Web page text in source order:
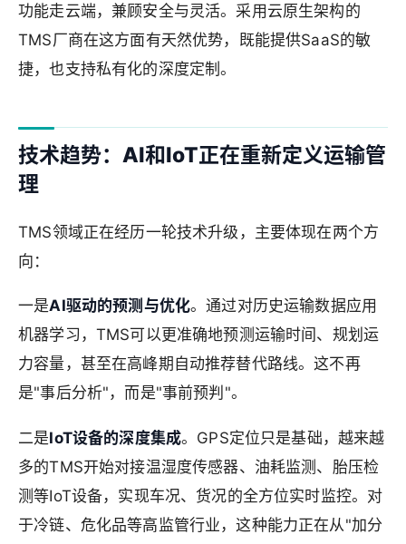
功能走云端，兼顾安全与灵活。采用云原生架构的
TMS厂商在这方面有天然优势，既能提供SaaS的敏
捷，也支持私有化的深度定制。
技术趋势：AI和IoT正在重新定义运输管
理
TMS领域正在经历一轮技术升级，主要体现在两个方
向：
一是AI驱动的预测与优化。通过对历史运输数据应用
机器学习，TMS可以更准确地预测运输时间、规划运
力容量，甚至在高峰期自动推荐替代路线。这不再
是"事后分析"，而是"事前预判"。
二是IoT设备的深度集成。GPS定位只是基础，越来越
多的TMS开始对接温湿度传感器、油耗监测、胎压检
测等IoT设备，实现车况、货况的全方位实时监控。对
于冷链、危化品等高监管行业，这种能力正在从"加分